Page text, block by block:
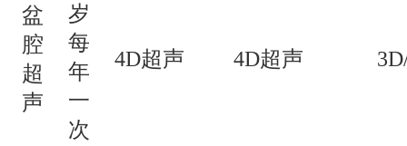
盆
腔
超
声
岁
每
年
一
次
4D超声 4D超声